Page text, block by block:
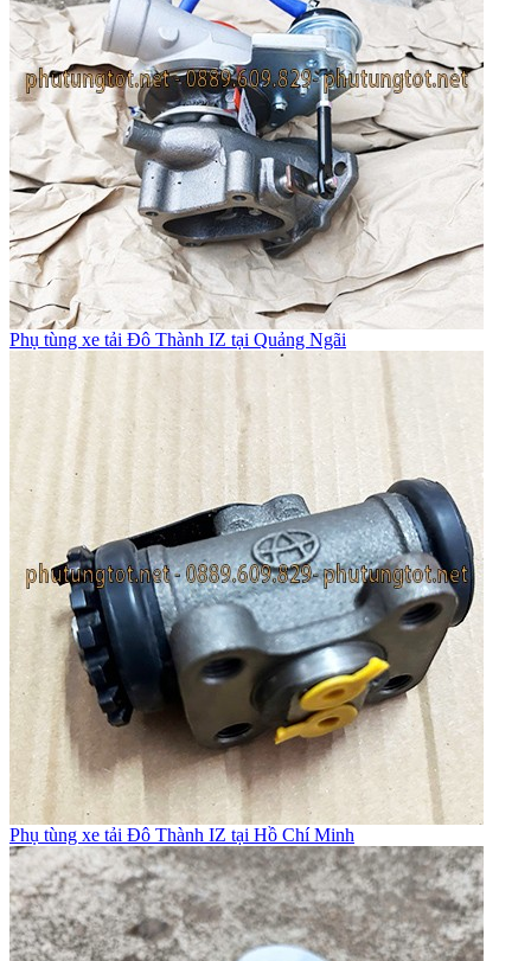
Phụ tùng xe tải Đô Thành IZ tại Quảng Ngãi
Phụ tùng xe tải Đô Thành IZ tại Hồ Chí Minh